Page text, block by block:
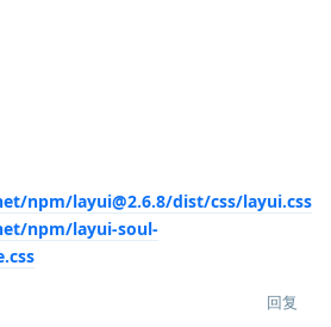
npm/layui@2.6.8/dist/css/layui.css
npm/layui-soul-
回复